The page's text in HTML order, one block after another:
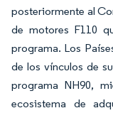
posteriormente al
de motores F110
programa. Los
de los vínculos de
programa NH90,
ecosistema de